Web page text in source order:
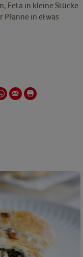
Feta in kleine Stücke
Pfanne in etwas